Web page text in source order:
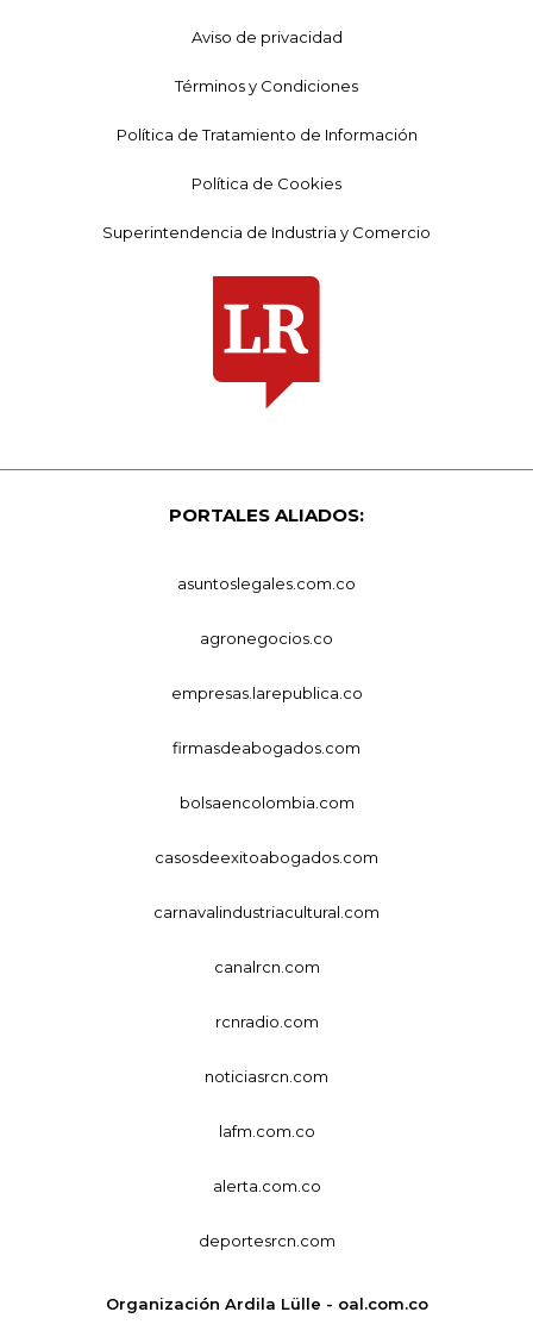
Aviso de privacidad
Términos y Condiciones
Política de Tratamiento de Información
Política de Cookies
Superintendencia de Industria y Comercio
PORTALES ALIADOS:
asuntoslegales.com.co
agronegocios.co
empresas.larepublica.co
firmasdeabogados.com
bolsaencolombia.com
casosdeexitoabogados.com
carnavalindustriacultural.com
canalrcn.com
rcnradio.com
noticiasrcn.com
lafm.com.co
alerta.com.co
deportesrcn.com
Organización Ardila Lülle - oal.com.co